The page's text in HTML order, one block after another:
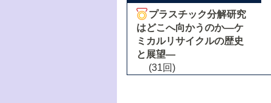
プラスチック分解研究
はどこへ向かうのか―ケ
ミカルリサイクルの歴史
と展望―
(31回)